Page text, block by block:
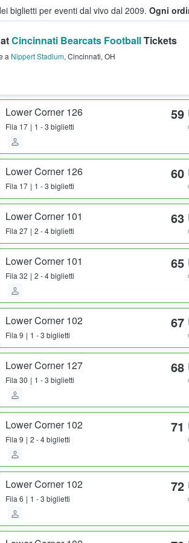
biglietti per eventi dal vivo dal 2009. Ogni
comprano e vendono biglietti
atCincinnati Bearcats FootballTickets
a Nippert Stadium, Cincinnati, OH
Lower Corner 126
Fila 17 1 - 3 biglietti
59
Lower Corner 126
Fila 17 1 - 3 biglietti
60
Lower Corner 101
Fila 27 2 - 4 biglietti
63
Lower Corner 101
Fila 32 2 - 4 biglietti
65
Lower Corner 102
Fila 9 1 - 3 biglietti
67
Lower Corner 127
Fila 30 1 - 3 biglietti
68
Lower Corner 102
Fila 9 2 - 4 biglietti
71
Lower Corner 102
Fila 6 1 - 3 biglietti
72